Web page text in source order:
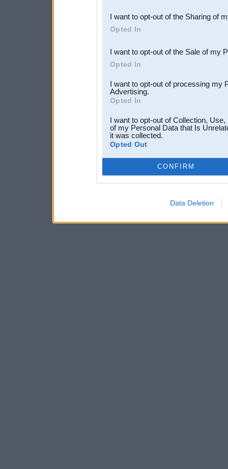
Downstream Participants
third parties.
I want to opt-out of the Sharing of
Opted In
I want to opt-out of the Sale of my
Opted In
I want to opt-out of processing my
Advertising.
Opted In
I want to opt-out of Collection,
of my Personal Data that Is
it was collected.
Opted Out
CONFIRM
Data Deletion